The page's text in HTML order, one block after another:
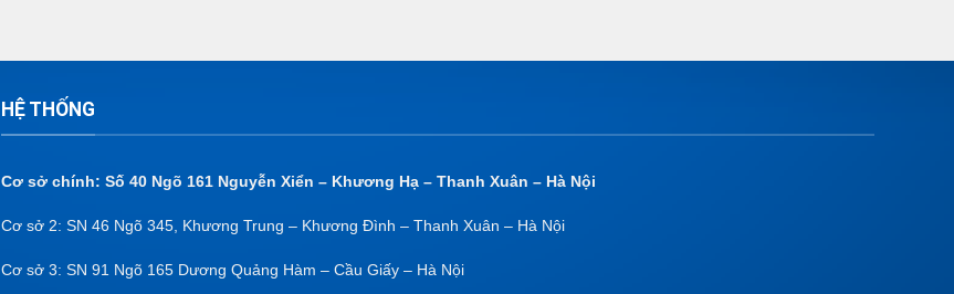
HỆ THỐNG
Cơ sở chính: Số 40 Ngõ 161 Nguyễn Xiển – Khương Hạ – Thanh Xuân – Hà Nội
Cơ sở 2: SN 46 Ngõ 345, Khương Trung – Khương Đình – Thanh Xuân – Hà Nội
Cơ sở 3: SN 91 Ngõ 165 Dương Quảng Hàm – Cầu Giấy – Hà Nội